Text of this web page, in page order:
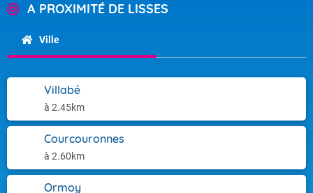
A PROXIMITÉ DE LISSES
Ville
Villabé
à 2.45km
Courcouronnes
à 2.60km
Ormoy